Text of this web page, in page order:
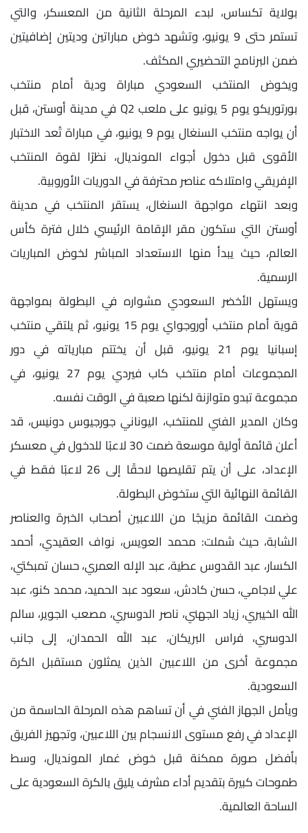
بولاية تكساس، لبدء المرحلة الثانية من المعسكر، والتي
تستمر حتى 9 يونيو، وتشهد خوض مباراتين وديتين إضافيتين
ضمن البرنامج التحضيري المكثف.
ويخوض المنتخب السعودي مباراة ودية أمام منتخب
بورتوريكو يوم 5 يونيو على ملعب Q2 في مدينة أوستن، قبل
أن يواجه منتخب السنغال يوم 9 يونيو، في مباراة تُعد الاختبار
الأقوى قبل دخول أجواء المونديال، نظرًا لقوة المنتخب
الإفريقي وامتلاكه عناصر محترفة في الدوريات الأوروبية.
وبعد انتهاء مواجهة السنغال، يستقر المنتخب في مدينة
أوستن التي ستكون مقر الإقامة الرئيسي خلال فترة كأس
العالم، حيث يبدأ منها الاستعداد المباشر لخوض المباريات
الرسمية.
ويستهل الأخضر السعودي مشواره في البطولة بمواجهة
قوية أمام منتخب أوروجواي يوم 15 يونيو، ثم يلتقي منتخب
إسبانيا يوم 21 يونيو، قبل أن يختتم مبارياته في دور
المجموعات أمام منتخب كاب فيردي يوم 27 يونيو، في
مجموعة تبدو متوازنة لكنها صعبة في الوقت نفسه.
وكان المدير الفني للمنتخب، اليوناني جورجيوس دونيس، قد
أعلن قائمة أولية موسعة ضمت 30 لاعبًا للدخول في معسكر
الإعداد، على أن يتم تقليصها لاحقًا إلى 26 لاعبًا فقط في
القائمة النهائية التي ستخوض البطولة.
وضمت القائمة مزيجًا من اللاعبين أصحاب الخبرة والعناصر
الشابة، حيث شملت: محمد العويس، نواف العقيدي، أحمد
الكسار، عبد القدوس عطية، عبد الإله العمري، حسان تمبكتي،
علي لاجامي، حسن كادش، سعود عبد الحميد، محمد كنو، عبد
الله الخيبري، زياد الجهني، ناصر الدوسري، مصعب الجوير، سالم
الدوسري، فراس البريكان، عبد الله الحمدان، إلى جانب
مجموعة أخرى من اللاعبين الذين يمثلون مستقبل الكرة
السعودية.
ويأمل الجهاز الفني في أن تساهم هذه المرحلة الحاسمة من
الإعداد في رفع مستوى الانسجام بين اللاعبين، وتجهيز الفريق
بأفضل صورة ممكنة قبل خوض غمار المونديال، وسط
طموحات كبيرة بتقديم أداء مشرف يليق بالكرة السعودية على
الساحة العالمية.